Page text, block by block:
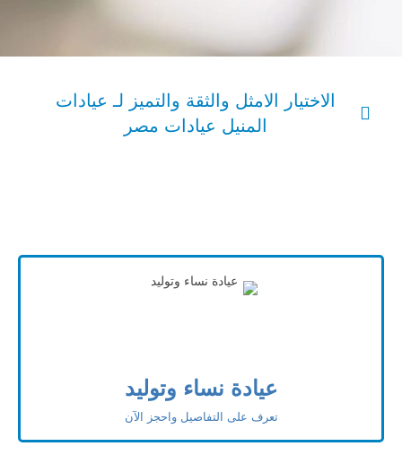
الاختيار الامثل والثقة والتميز لـ عيادات
المنيل عيادات مصر
عيادة نساء وتوليد
تعرف على التفاصيل واحجز الآن